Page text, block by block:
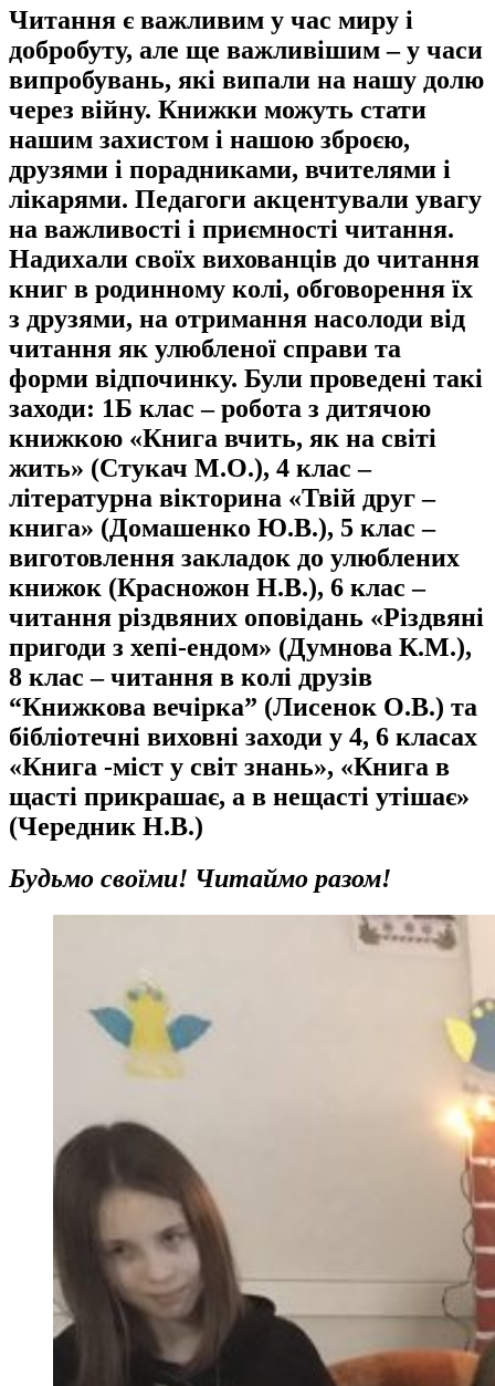
Читання є важливим у час миру і
добробуту, але ще важливішим – у часи
випробувань, які випали на нашу долю
через війну. Книжки можуть стати
нашим захистом і нашою зброєю,
друзями і порадниками, вчителями і
лікарями. Педагоги акцентували увагу
на важливості і приємності читання.
Надихали своїх вихованців до читання
книг в родинному колі, обговорення їх
з друзями, на отримання насолоди від
читання як улюбленої справи та
форми відпочинку. Були проведені такі
заходи: 1Б клас – робота з дитячою
книжкою «Книга вчить, як на світі
жить» (Стукач М.О.), 4 клас –
літературна вікторина «Твій друг –
книга» (Домашенко Ю.В.), 5 клас –
виготовлення закладок до улюблених
книжок (Красножон Н.В.), 6 клас –
читання різдвяних оповідань «Різдвяні
пригоди з хепі-ендом» (Думнова К.М.),
8 клас – читання в колі друзів
“Книжкова вечірка” (Лисенок О.В.) та
бібліотечні виховні заходи у 4, 6 класах
«Книга -міст у світ знань», «Книга в
щасті прикрашає, а в нещасті утішає»
(Чередник Н.В.)
Будьмо своїми! Читаймо разом!